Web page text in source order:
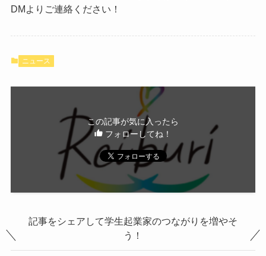
DMよりご連絡ください！
ニュース
この記事が気に入ったら
フォローしてね！
記事をシェアして学生起業家のつながりを増やそ
う！